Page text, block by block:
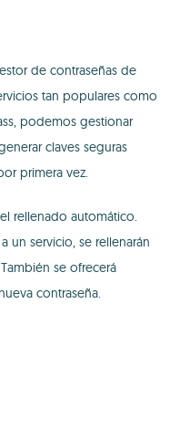
de contraseñas de
tan populares como
podemos gestionar
claves seguras
primera vez.
rellenado automático.
un servicio, se rellenarán
se ofrecerá
contraseña.